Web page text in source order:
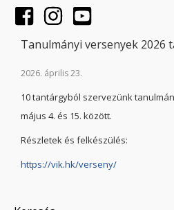
Tanulmányi versenyek 2026
2026. április 23.
10 tantárgyból szervezünk
május 4. és 15. között.
Részletek és felkészülés:
https://vik.hk/verseny/